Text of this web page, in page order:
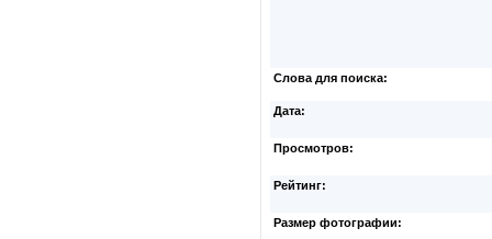
Слова для поиска:
Дата:
Просмотров:
Рейтинг:
Размер фотографии: